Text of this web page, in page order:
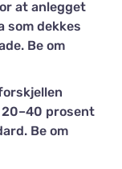
at anlegget
som dekkes
Be om
prosent
Be om